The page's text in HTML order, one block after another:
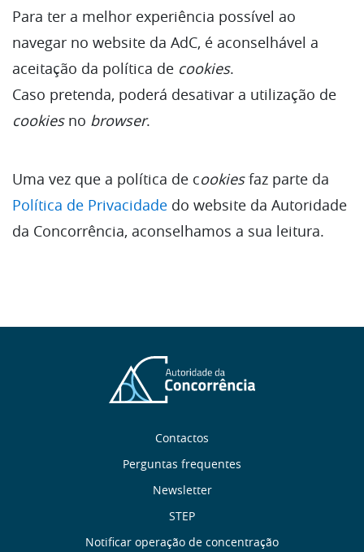
Para ter a melhor experiência possível ao
navegar no website da AdC, é aconselhável a
aceitação da política de cookies.
Caso pretenda, poderá desativar a utilização de
cookiesno browser.
Uma vez que a política de cookiesfaz parte da
Política de Privacidade do website da Autoridade
da Concorrência, aconselhamos a sua leitura.
Contactos
Perguntas frequentes
Newsletter
STEP
Notificar operação de concentração